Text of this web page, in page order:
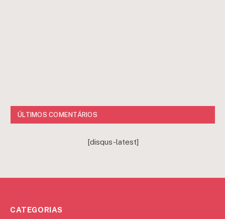
ÚLTIMOS COMENTÁRIOS
[disqus-latest]
CATEGORIAS